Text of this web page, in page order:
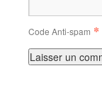
Code Anti-spam *